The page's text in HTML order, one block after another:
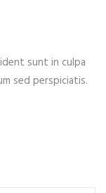
sunt in culpa
sed perspiciatis.